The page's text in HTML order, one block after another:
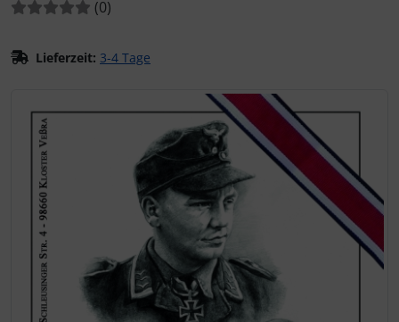
Bewertungen:
(0Bewertungen
)
Lieferzeit: 3-4 Tage
Wenn mehr als ein Produktbild existiert, können Sie die